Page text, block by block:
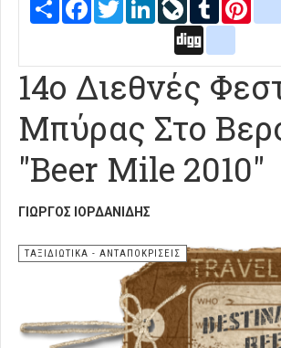
Share FacebookTwitterLinkedInLiveJournal
Tumblr
14ο Διεθνές
Μπύρας Στο
"Beer Mile 2010"
ΓΙΏΡΓΟΣ ΙΟΡΔΑΝΊΔΗΣ
ΤΑΞΙΔΙΩΤΙΚΑ - ΑΝΤΑΠΟΚΡΙΣΕΙΣ